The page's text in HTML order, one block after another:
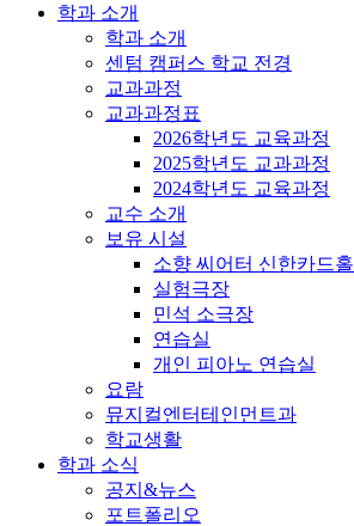
학과 소개
학과 소개
센텀 캠퍼스 학교 전경
교과과정
교과과정표
2026학년도 교육과정
2025학년도 교과과정
2024학년도 교육과정
교수 소개
보유 시설
소향 씨어터 신한카드홀
실험극장
민석 소극장
연습실
개인 피아노 연습실
요람
뮤지컬엔터테인먼트과
학교생활
학과 소식
공지&뉴스
포트폴리오